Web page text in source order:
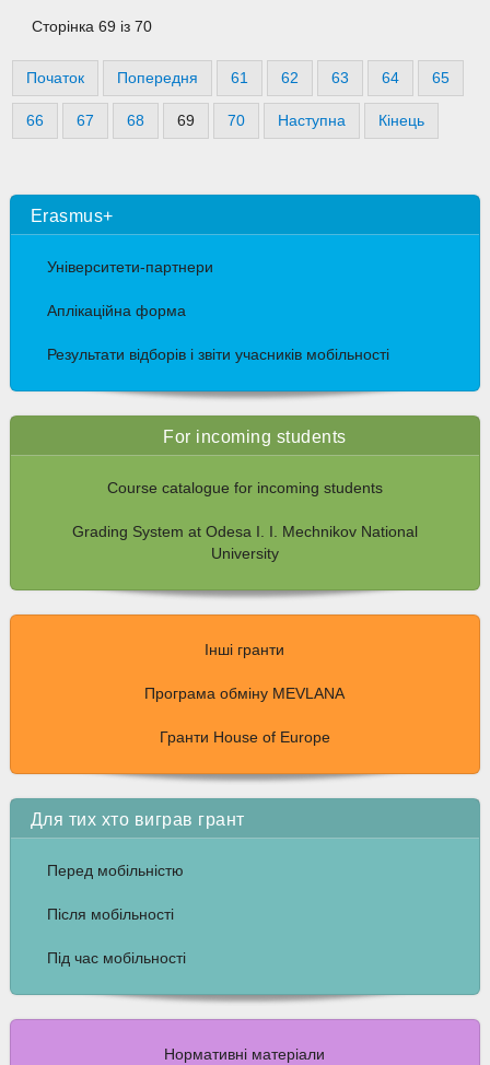
Сторінка 69 із 70
Початок Попередня 61 62 63 64 65
66 67 68 69 70 Наступна Кінець
Erasmus+
Університети-партнери
Аплікаційна форма
Результати відборів і звіти учасників мобільності
For incoming students
Course catalogue for incoming students
Grading System at Odesa I. I. Mechnikov National
University
Інші гранти
Програма обміну MEVLANA
Гранти House of Europe
Для тих хто виграв грант
Перед мобільністю
Після мобільності
Під час мобільності
Нормативні матеріали